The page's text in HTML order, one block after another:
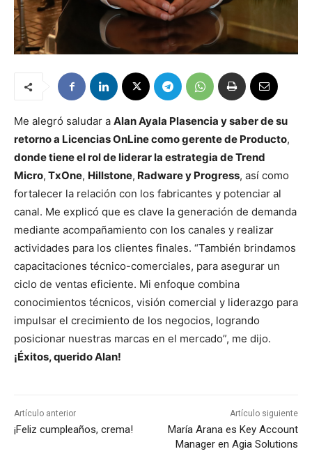
Me alegró saludar a Alan Ayala Plasencia y saber de su
retorno a Licencias OnLine como gerente de Producto,
donde tiene el rol de liderar la estrategia de Trend
Micro, TxOne, Hillstone, Radware y Progress, así como
fortalecer la relación con los fabricantes y potenciar al
canal. Me explicó que es clave la generación de demanda
mediante acompañamiento con los canales y realizar
actividades para los clientes finales. “También brindamos
capacitaciones técnico-comerciales, para asegurar un
ciclo de ventas eficiente. Mi enfoque combina
conocimientos técnicos, visión comercial y liderazgo para
impulsar el crecimiento de los negocios, logrando
posicionar nuestras marcas en el mercado”, me dijo.
¡Éxitos, querido Alan!
Artículo anterior
¡Feliz cumpleaños, crema!
Artículo siguiente
María Arana es Key Account
Manager en Agia Solutions